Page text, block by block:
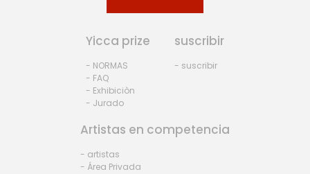
Yicca prize
- NORMAS
- FAQ
- Exhibiciòn
- Jurado
suscribir
- suscribir
Artistas en competencia
- artistas
- Área Privada